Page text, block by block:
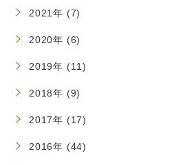
2021年 (7)
2020年 (6)
2019年 (11)
2018年 (9)
2017年 (17)
2016年 (44)